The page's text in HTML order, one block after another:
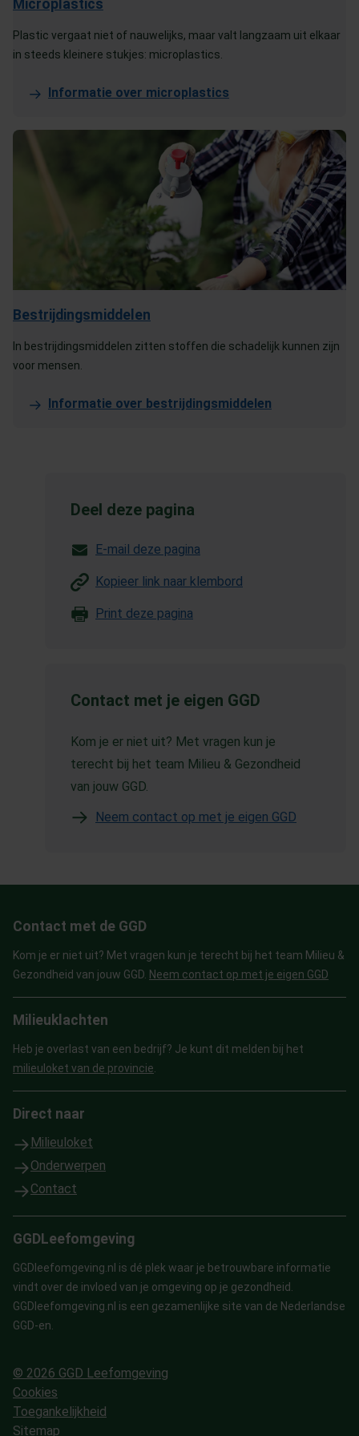
Microplastics
Plastic vergaat niet of nauwelijks, maar valt langzaam uit elkaar
in steeds kleinere stukjes: microplastics.
Informatie over microplastics
Bestrijdingsmiddelen
In bestrijdingsmiddelen zitten stoffen die schadelijk kunnen zijn
voor mensen.
Informatie over bestrijdingsmiddelen
Deel deze pagina
E-mail deze pagina
Kopieer link naar klembord
Print deze pagina
Contact met je eigen GGD
Kom je er niet uit? Met vragen kun je
terecht bij het team Milieu & Gezondheid
van jouw GGD.
Neem contact op met je eigen GGD
Contact met de GGD
Kom je er niet uit? Met vragen kun je terecht bij het team Milieu &
Gezondheid van jouw GGD. Neem contact op met je eigen GGD
Milieuklachten
Heb je overlast van een bedrijf? Je kunt dit melden bij het
milieuloket van de provincie
Direct naar
Milieuloket
Onderwerpen
Contact
GGDLeefomgeving
GGDleefomgeving.nl is dé plek waar je betrouwbare informatie
vindt over de invloed van je omgeving op je gezondheid.
GGDleefomgeving.nl is een gezamenlijke site van de Nederlandse
GGD-en.
© 2026 GGD Leefomgeving
Cookies
Toegankelijkheid
Sitemap